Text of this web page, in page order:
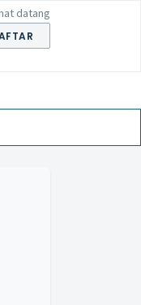
datang